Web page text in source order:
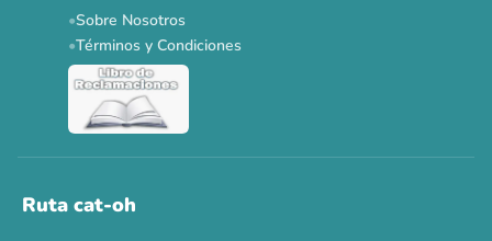
Ver todas las promos 🐾
Sobre Nosotros
Términos y Condiciones
Ruta cat-oh